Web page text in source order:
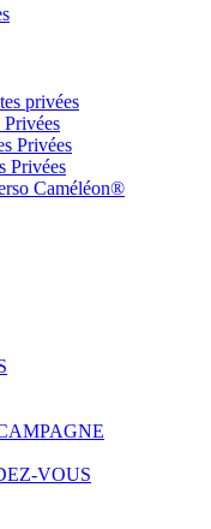
privées
Privées
Privées
Caméléon®
VOUS